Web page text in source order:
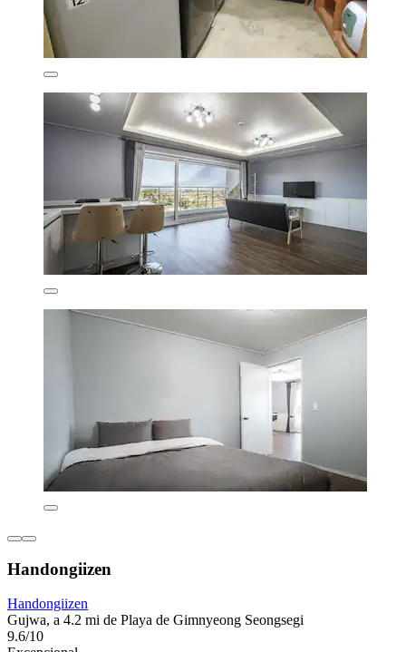
Handongiizen
Handongiizen
Gujwa, a 4.2 mi de Playa de Gimnyeong Seongsegi
9.6/10